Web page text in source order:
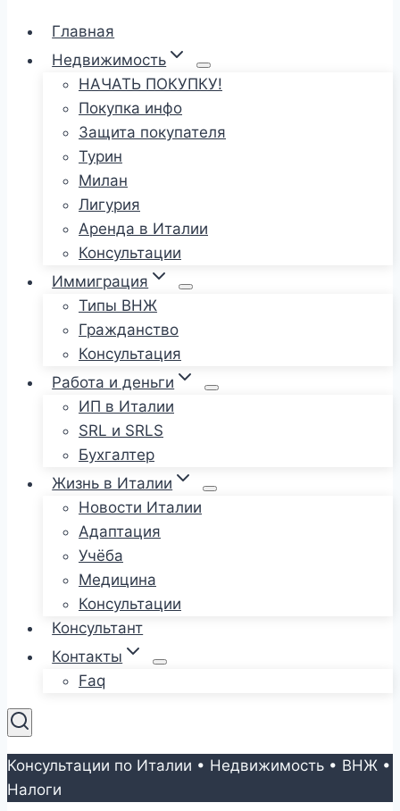
Главная
Недвижимость
НАЧАТЬ ПОКУПКУ!
Покупка инфо
Защита покупателя
Турин
Милан
Лигурия
Аренда в Италии
Консультации
Иммиграция
Типы ВНЖ
Гражданство
Консультация
Работа и деньги
ИП в Италии
SRL и SRLS
Бухгалтер
Жизнь в Италии
Новости Италии
Адаптация
Учёба
Медицина
Консультации
Консультант
Контакты
Faq
Консультации по Италии • Недвижимость • ВНЖ •
Налоги